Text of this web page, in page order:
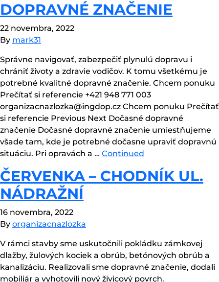
DOPRAVNÉ ZNAČENIE
22 novembra, 2022
By mark31
Správne navigovať, zabezpečiť plynulú dopravu i
chrániť životy a zdravie vodičov. K tomu všetkému je
potrebné kvalitné dopravné značenie. Chcem ponuku
Prečítať si referencie +421 948 771 003
organizacnazlozka@ingdop.cz Chcem ponuku Prečítať
si referencie Previous Next Dočasné dopravné
značenie Dočasné dopravné značenie umiestňujeme
všade tam, kde je potrebné dočasne upraviť dopravnú
situáciu. Pri opravách a … Continued
ČERVENKA – CHODNÍK UL.
NÁDRAŽNÍ
16 novembra, 2022
By organizacnazlozka
V rámci stavby sme uskutočnili pokládku zámkovej
dlažby, žulových kociek a obrúb, betónových obrúb a
kanalizáciu. Realizovali sme dopravné značenie, dodali
mobiliár a vyhotovili nový živicový povrch.